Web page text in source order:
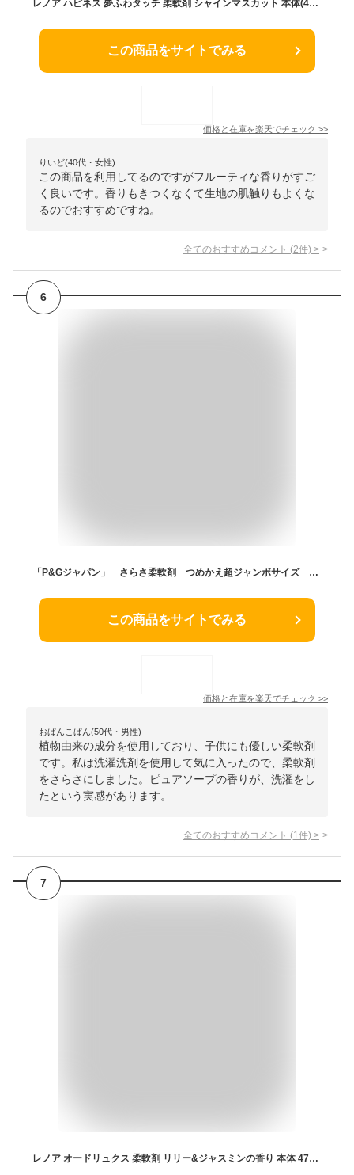
レノア ハピネス 夢ふわタッチ 柔軟剤 シャインマスカット 本体(450ml)【レノアハピネス】
この商品をサイトでみる
価格と在庫を楽天でチェック >>
りいど(40代・女性)
この商品を利用してるのですがフルーティな香りがすご
く良いです。香りもきつくなくて生地の肌触りもよくな
るのでおすすめですね。
全てのおすすめコメント (2件) >
6
「P&Gジャパン」 さらさ柔軟剤 つめかえ超ジャンボサイズ 1350ML
この商品をサイトでみる
価格と在庫を楽天でチェック >>
おぱんこぱん(50代・男性)
植物由来の成分を使用しており、子供にも優しい柔軟剤
です。私は洗濯洗剤を使用して気に入ったので、柔軟剤
をさらさにしました。ピュアソープの香りが、洗濯をし
たという実感があります。
全てのおすすめコメント (1 件) >
7
レノア オードリュクス 柔軟剤 リリー&ジャスミンの香り 本体 475mL